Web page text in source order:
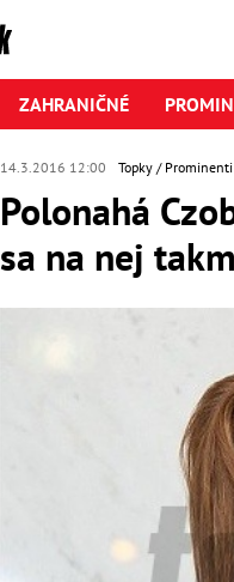
ZAHRANIČNÉ
14.3.2016 12:00 Topky Prominenti
Polonahá
sa na nej